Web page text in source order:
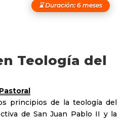
⌛ Duración: 6 meses
Teología del
principios de la teología del
de San Juan Pablo II y la